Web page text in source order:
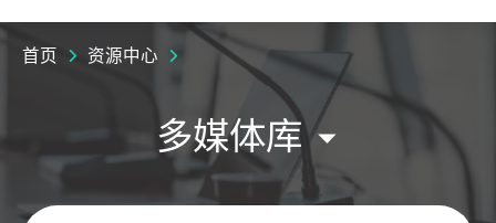
首页 资源中心
多媒体库